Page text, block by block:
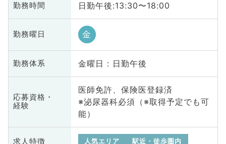
勤務時間 日勤午後:13:30〜18:00
勤務曜日 金
勤務体系 金曜日 : 日勤午後
応募資格・
経験
医師免許、保険医登録済
※泌尿器科必須（※取得予定でも可
能）
求人特徴 人気エリア 駅近・徒歩圏内